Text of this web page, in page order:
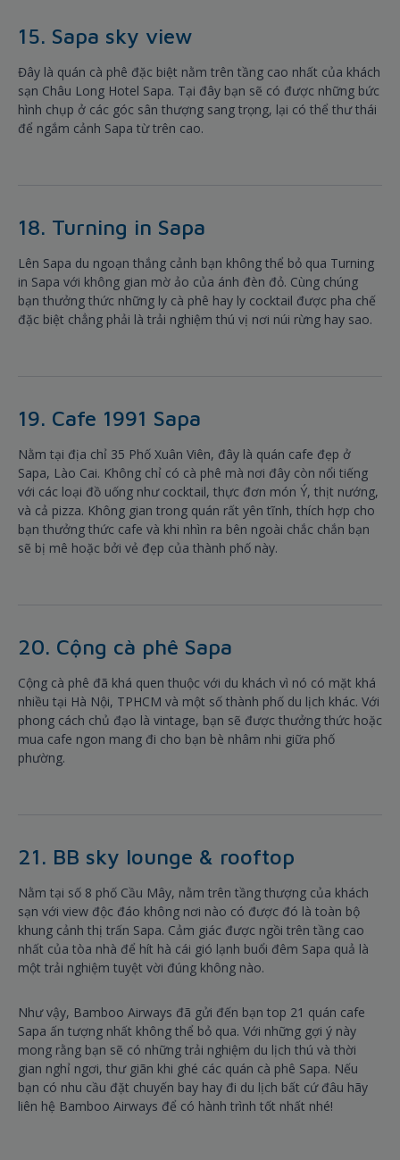
15. Sapa sky view
Đây là quán cà phê đặc biệt nằm trên tầng cao nhất của khách
sạn Châu Long Hotel Sapa. Tại đây bạn sẽ có được những bức
hình chụp ở các góc sân thượng sang trọng, lại có thể thư thái
để ngắm cảnh Sapa từ trên cao.
18. Turning in Sapa
Lên Sapa du ngoạn thắng cảnh bạn không thể bỏ qua Turning
in Sapa với không gian mờ ảo của ánh đèn đỏ. Cùng chúng
bạn thưởng thức những ly cà phê hay ly cocktail được pha chế
đặc biệt chẳng phải là trải nghiệm thú vị nơi núi rừng hay sao.
19. Cafe 1991 Sapa
Nằm tại địa chỉ 35 Phố Xuân Viên, đây là quán cafe đẹp ở
Sapa, Lào Cai. Không chỉ có cà phê mà nơi đây còn nổi tiếng
với các loại đồ uống như cocktail, thực đơn món Ý, thịt nướng,
và cả pizza. Không gian trong quán rất yên tĩnh, thích hợp cho
bạn thưởng thức cafe và khi nhìn ra bên ngoài chắc chắn bạn
sẽ bị mê hoặc bởi vẻ đẹp của thành phố này.
20. Cộng cà phê Sapa
Cộng cà phê đã khá quen thuộc với du khách vì nó có mặt khá
nhiều tại Hà Nội, TPHCM và một số thành phố du lịch khác. Với
phong cách chủ đạo là vintage, bạn sẽ được thưởng thức hoặc
mua cafe ngon mang đi cho bạn bè nhâm nhi giữa phố
phường.
21. BB sky lounge & rooftop
Nằm tại số 8 phố Cầu Mây, nằm trên tầng thượng của khách
sạn với view độc đáo không nơi nào có được đó là toàn bộ
khung cảnh thị trấn Sapa. Cảm giác được ngồi trên tầng cao
nhất của tòa nhà để hít hà cái gió lạnh buổi đêm Sapa quả là
một trải nghiệm tuyệt vời đúng không nào.
Như vậy, Bamboo Airways đã gửi đến bạn top 21 quán cafe
Sapa ấn tượng nhất không thể bỏ qua. Với những gợi ý này
mong rằng bạn sẽ có những trải nghiệm du lịch thú và thời
gian nghỉ ngơi, thư giãn khi ghé các quán cà phê Sapa. Nếu
bạn có nhu cầu đặt chuyến bay hay đi du lịch bất cứ đâu hãy
liên hệ Bamboo Airways để có hành trình tốt nhất nhé!